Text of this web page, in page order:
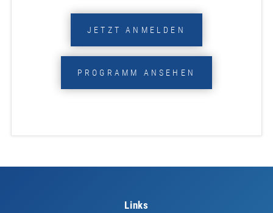
JETZT ANMELDEN
PROGRAMM ANSEHEN
Links